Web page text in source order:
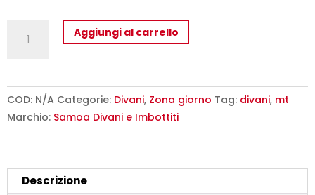
Moderno
in
Ecopelle
quantità
Aggiungi al carrello
COD: N/A Categorie: Divani, Zona giorno Tag: divani, mt
Marchio: Samoa Divani e Imbottiti
Descrizione